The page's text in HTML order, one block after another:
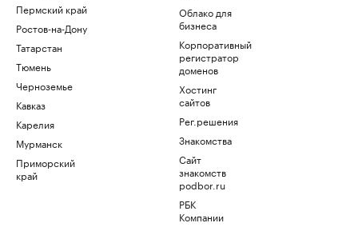
Пермский край
Ростов-на-Дону
Татарстан
Тюмень
Черноземье
Кавказ
Карелия
Мурманск
Приморский
край
Облако для
бизнеса
Корпоративный
регистратор
доменов
Хостинг
сайтов
Рег.решения
Знакомства
Сайт
знакомств
podbor.ru
РБК
Компании